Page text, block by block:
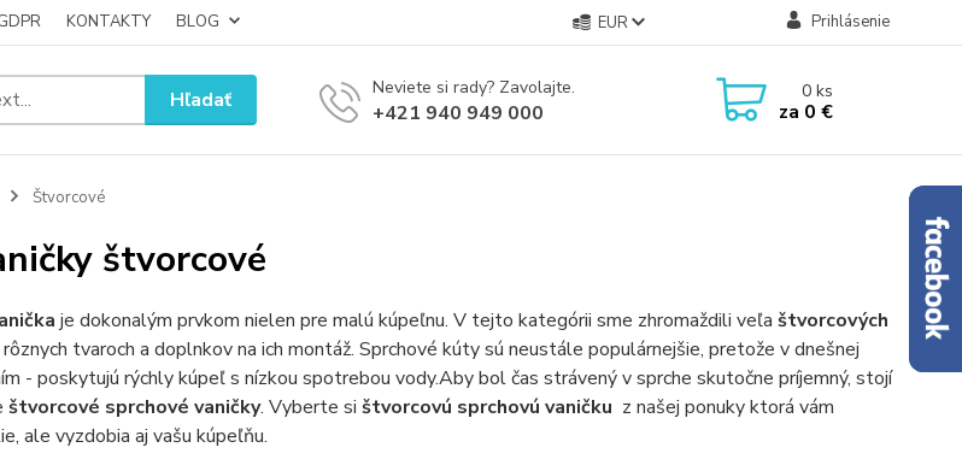
KONTAKTY BLOG EUR Prihlásenie
Hľadať Neviete si rady? Zavolajte.
+421 940 949 000
0ks
za 0 €
Štvorcové
štvorcové
je dokonalým prvkom nielen pre malú kúpeľnu. V tejto kategórii sme zhromaždili veľa štvorcových
tvaroch a doplnkov na ich montáž. Sprchové kúty sú neustále populárnejšie, pretože v dnešnej
- poskytujú rýchly kúpeľ s nízkou spotrebou vody.Aby bol čas strávený v sprche skutočne príjemný, stojí
štvorcové sprchové vaničky. Vyberte si štvorcovú sprchovú vaničku z našej ponuky ktorá vám
ale vyzdobia aj vašu kúpeľňu.